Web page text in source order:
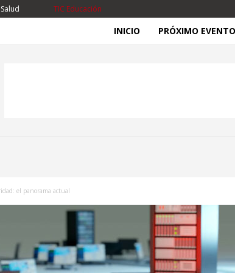
TIC Educación
INICIO
PRÓXIMO EVENTO
el panorama actual